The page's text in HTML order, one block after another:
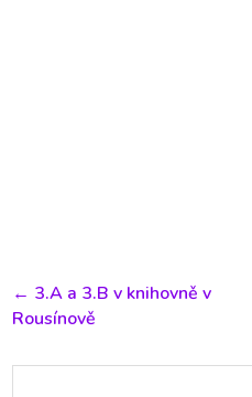
← 3.A a 3.B v knihovně v
Rousínově
Vyhledávání